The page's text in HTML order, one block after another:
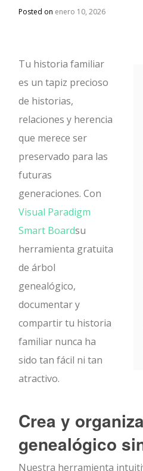
Posted on enero 10, 2026
Tu historia familiar
es un tapiz precioso
de historias,
relaciones y herencia
que merece ser
preservado para las
futuras
generaciones. Con
Visual Paradigm
Smart Boardsu
herramienta gratuita
de árbol
genealógico,
documentar y
compartir tu historia
familiar nunca ha
sido tan fácil ni tan
atractivo.
Crea y
genealógico
Nuestra herramienta